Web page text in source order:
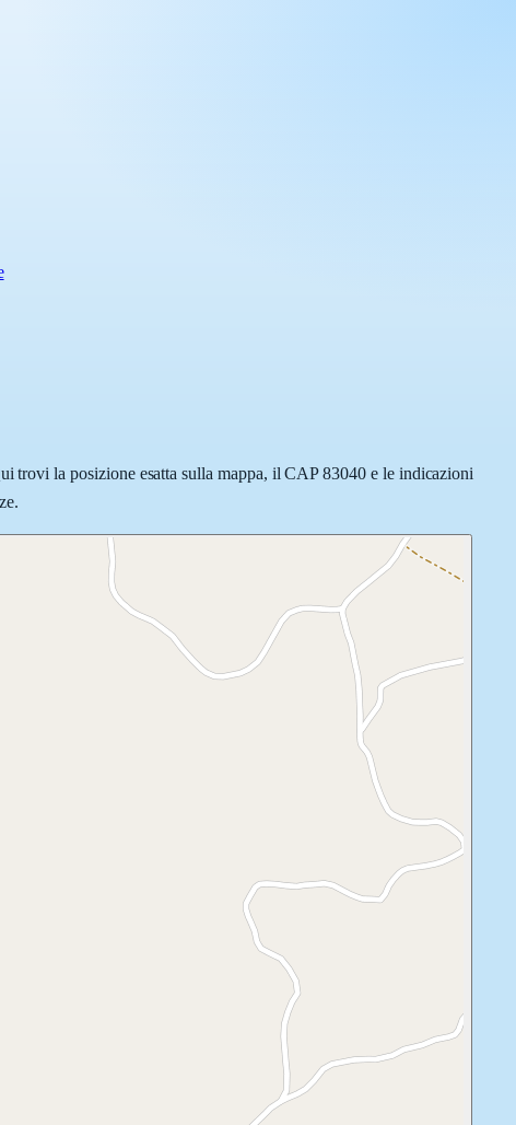
trovi la posizione esatta sulla mappa, il CAP 83040 e le indicazioni